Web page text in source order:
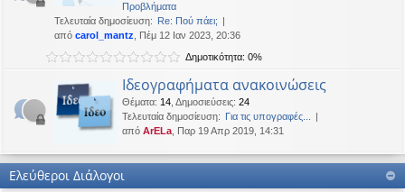
• Τετ 08 Απρ 2026, 14:21
pantaέγραψε:↑
Καλή Ανάσταση σε όλους!
Δευ 06 Απρ 2026, 02:48
Καλή Μεγάλη Εβδομάδα. Καλή Ανάσταση.
OTTO•Τετ 18 Μαρ 2026, 21:30
Προβλήματα
Τελευταία δημοσίευση: Re: Πού πάει;
από carol_mantz , Πέμ 12 Ιαν 2023, 20:36
Δημοτικότητα: 0%
Ιδεογραφήματα ανακοινώσεις
Θέματα: 14 Δημοσιεύσεις: 24
Τελευταία δημοσίευση: Για τις υπογραφές...
από ArELa , Παρ 19 Απρ 2019, 14:31
Ελεύθεροι Διάλογοι